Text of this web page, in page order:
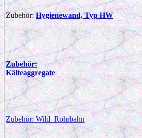
Zubehör:Hygienewand, Typ HW
Zubehör:
Kälteaggregate
Zubehör: Wild Rohrbahn